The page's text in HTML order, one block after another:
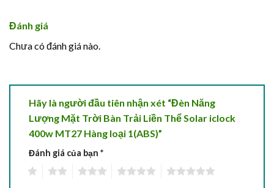
Đánh giá
Chưa có đánh giá nào.
Hãy là người đầu tiên nhận xét “Đèn Năng
Lượng Mặt Trời Bàn Trải Liền Thể Solar iclock
400w MT27 Hàng loại 1(ABS)”
Đánh giá của bạn *